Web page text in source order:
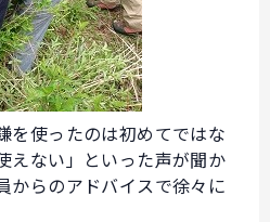
を使ったのは初めてではな
えない」といった声が聞か
からのアドバイスで徐々に